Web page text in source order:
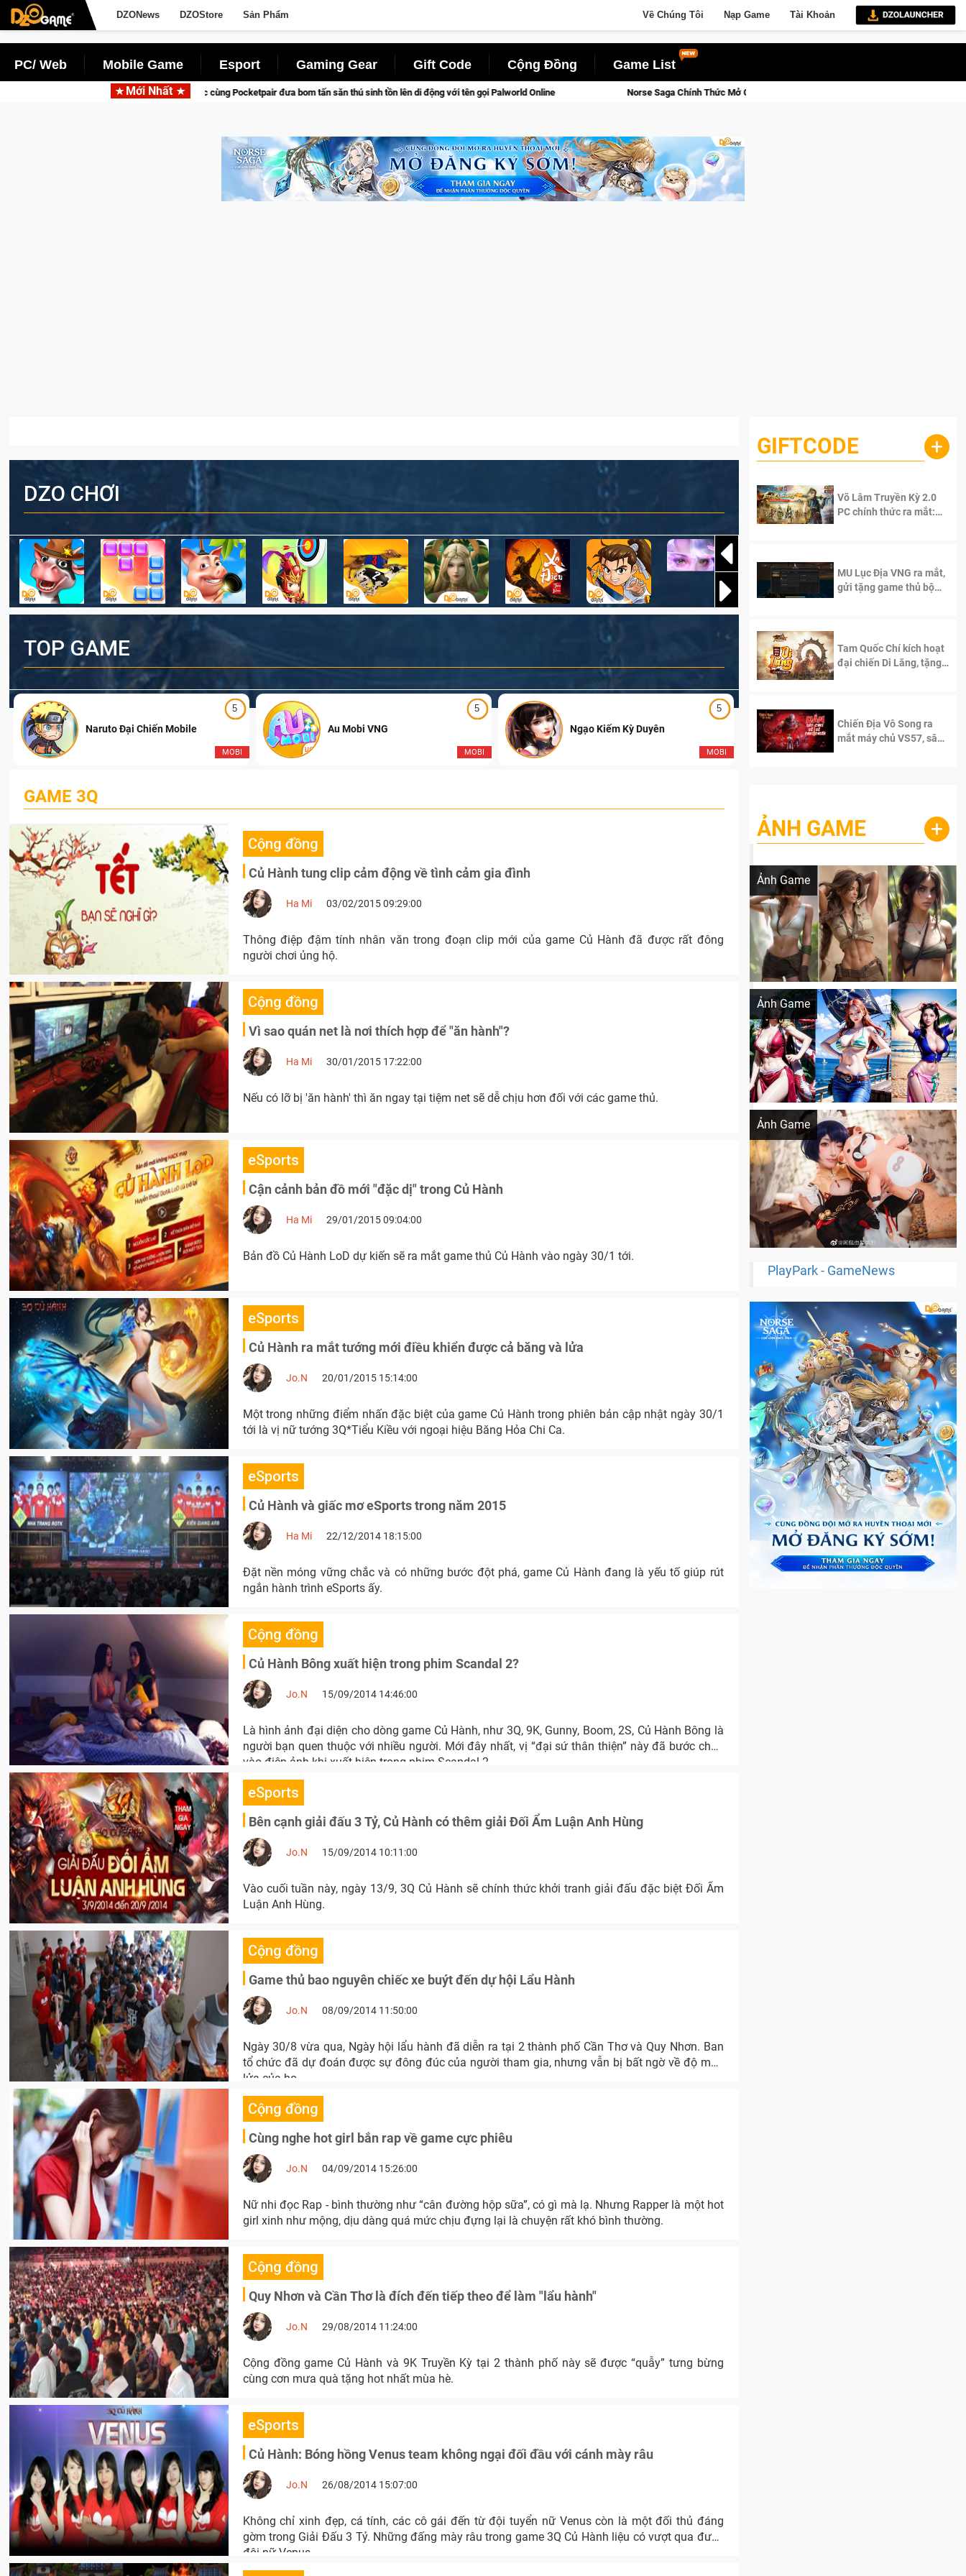
DZONews DZOStore Sản Phẩm Về Chúng Tôi Nạp Game Tài Khoản
PC/ Web Mobile Game Esport Gaming Gear Gift Code Cộng Đồng Game List
Mới Nhất
hợp tác cùng Pocketpair đưa bom tấn săn thú sinh tồn lên di động với tên gọi Palworld Online Norse Saga Chính Thức Mở Cửa Closed Beta Tại Việt Nam Từ 04 – 11/08/2026
DZO CHƠI
TOP GAME
5
MOBI
Naruto Đại Chiến Mobile
5
MOBI
Au Mobi VNG
5
MOBI
Ngạo Kiếm Kỳ Duyên Ngạo Thiên Mobile
GAME 3Q
Cộng đồng
Củ Hành tung clip cảm động về tình cảm gia đình
Ha Mi 03/02/2015 09:29:00
Thông điệp đậm tính nhân văn trong đoạn clip mới của game Củ Hành đã được rất đông
người chơi ủng hộ.
Cộng đồng
Vì sao quán net là nơi thích hợp để "ăn hành"?
Ha Mi 30/01/2015 17:22:00
Nếu có lỡ bị 'ăn hành' thì ăn ngay tại tiệm net sẽ dễ chịu hơn đối với các game thủ.
eSports
Cận cảnh bản đồ mới "đặc dị" trong Củ Hành
Ha Mi 29/01/2015 09:04:00
Bản đồ Củ Hành LoD dự kiến sẽ ra mắt game thủ Củ Hành vào ngày 30/1 tới.
eSports
Củ Hành ra mắt tướng mới điều khiển được cả băng và lửa
Jo.N 20/01/2015 15:14:00
Một trong những điểm nhấn đặc biệt của game Củ Hành trong phiên bản cập nhật ngày 30/1
tới là vị nữ tướng 3Q*Tiểu Kiều với ngoại hiệu Băng Hỏa Chi Ca.
eSports
Củ Hành và giấc mơ eSports trong năm 2015
Ha Mi 22/12/2014 18:15:00
Đặt nền móng vững chắc và có những bước đột phá, game Củ Hành đang là yếu tố giúp rút
ngắn hành trình eSports ấy.
Cộng đồng
Củ Hành Bông xuất hiện trong phim Scandal 2?
Jo.N 15/09/2014 14:46:00
Là hình ảnh đại diện cho dòng game Củ Hành, như 3Q, 9K, Gunny, Boom, 2S, Củ Hành Bông là
người bạn quen thuộc với nhiều người. Mới đây nhất, vị “đại sứ thân thiện” này đã bước chân
vào điện ảnh khi xuất hiện trong phim Scandal 2.
eSports
Bên cạnh giải đấu 3 Tỷ, Củ Hành có thêm giải Đối Ẩm Luận Anh Hùng
Jo.N 15/09/2014 10:11:00
Vào cuối tuần này, ngày 13/9, 3Q Củ Hành sẽ chính thức khởi tranh giải đấu đặc biệt Đối Ẩm
Luận Anh Hùng.
Cộng đồng
Game thủ bao nguyên chiếc xe buýt đến dự hội Lẩu Hành
Jo.N 08/09/2014 11:50:00
Ngày 30/8 vừa qua, Ngày hội lẩu hành đã diễn ra tại 2 thành phố Cần Thơ và Quy Nhơn. Ban
tổ chức đã dự đoán được sự đông đúc của người tham gia, nhưng vẫn bị bất ngờ về độ máu
lửa của họ.
Cộng đồng
Cùng nghe hot girl bắn rap về game cực phiêu
Jo.N 04/09/2014 15:26:00
Nữ nhi đọc Rap - bình thường như “cân đường hộp sữa”, có gì mà lạ. Nhưng Rapper là một hot
girl xinh như mộng, dịu dàng quá mức chịu đựng lại là chuyện rất khó bình thường.
Cộng đồng
Quy Nhơn và Cần Thơ là đích đến tiếp theo để làm "lẩu hành"
Jo.N 29/08/2014 11:24:00
Cộng đồng game Củ Hành và 9K Truyền Kỳ tại 2 thành phố này sẽ được “quẫy” tưng bừng
cùng cơn mưa quà tặng hot nhất mùa hè.
eSports
Củ Hành: Bóng hồng Venus team không ngại đối đầu với cánh mày râu
Jo.N 26/08/2014 15:07:00
Không chỉ xinh đẹp, cá tính, các cô gái đến từ đội tuyển nữ Venus còn là một đối thủ đáng
gờm trong Giải Đấu 3 Tỷ. Những đấng mày râu trong game 3Q Củ Hành liệu có vượt qua được
đội nữ Venus.
GIFTCODE +
Võ Lâm Truyền Kỳ 2.0
PC chính thức ra mắt:
MU Lục Địa VNG ra mắt,
gửi tặng game thủ bộ
Tam Quốc Chí kích hoạt
đại chiến Di Lăng, tặng
Chiến Địa Vô Song ra
mắt máy chủ VS57, sân
ẢNH GAME +
Ảnh Game
Lala Croft vừa nóng vừa xinh dưới nét vẽ
Ảnh Game
Khi AI Cosplay gái đẹp One Piece
Ảnh Game
Cosplay Xiangling siêu cute
PlayPark - GameNews